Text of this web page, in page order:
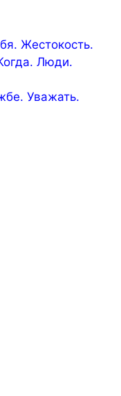
Жестокость.
Люди.
Уважать.